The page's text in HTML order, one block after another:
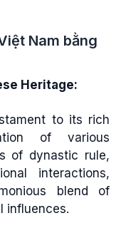
Nam bằng
Heritage:
to its rich
of various
of dynastic rule,
interactions,
blend of
influences.